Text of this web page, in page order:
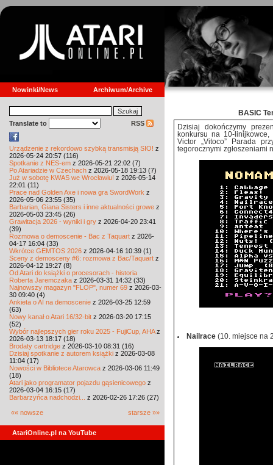
Nowinki/News Archiwum/Archive
Translate to RSS
Urządzenie z rekordowo szybką transmisją SIO! z
2026-05-24 20:57 (116)
Spotkanie z NES-em z 2026-05-21 22:02 (7)
Po Atariadzie w Czechach z 2026-05-18 19:13 (7)
Już w sobotę KWAS we Wrocławiu! z 2026-05-14
22:01 (11)
Prace nad Golden Axe i nowa gra SwordWork z
2026-05-06 23:55 (35)
Barbarian, Giana Sisters i inne aktualności growe z
2026-05-03 23:45 (26)
Grawitacja 2026 - wyniki i gry z 2026-04-20 23:41
(39)
Rozmowa o demoscenie - Bac z Taquart z 2026-
04-17 16:04 (33)
Wkrótce GEMTOS 2026 z 2026-04-16 10:39 (1)
Sceny z demosceny #6: rozmowa z Bac/Taquart z
2026-04-12 19:27 (8)
Od Atari do książki o procesorach - historia
Roberta Jaremczaka z 2026-03-31 14:32 (33)
Najnowszy magazyn "FLOP", numer 69 z 2026-03-
30 09:40 (4)
Ankieta o AI na demoscenie z 2026-03-25 12:59
(63)
Nowy kanał o Atari 16/32-bit z 2026-03-20 17:15
(52)
Wybór najlepszych gier roku 2025 - FujiCup, AHAz
2026-03-13 18:17 (18)
Brodaty cartridge z 2026-03-10 08:31 (16)
Dzisiaj spotkanie z autorem książki z 2026-03-08
11:04 (17)
Nowości w Bibliotece Atarowca z 2026-03-06 11:49
(18)
Atari jako programator pojazdu gąsienicowego z
2026-03-04 16:15 (17)
Barbarzyńca nadchodzi...
z 2026-02-26 17:26 (27)
«« nowsze starsze »»
AtariOnline.pl na YouTube
BASIC
Dzisiaj dokończymy
konkursu na 10-
Victor „Vitoco” Parada
tegorocznymi zgłoszeniami
Nailrace (10. miejsce na